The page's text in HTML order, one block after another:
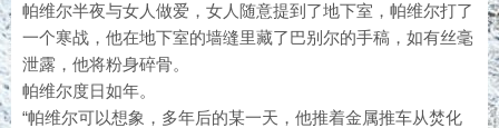
帕维尔半夜与女人做爱，女人随意提到了地下室，帕维尔打了
一个寒战，他在地下室的墙缝里藏了巴别尔的手稿，如有丝毫
泄露，他将粉身碎骨。
帕维尔度日如年。
“帕维尔可以想象，多年后的某一天，他推着金属推车从焚化